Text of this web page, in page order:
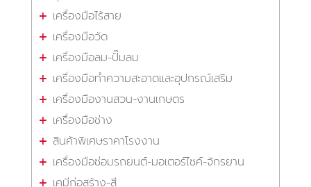
เครื่องมือไร้สาย
เครื่องมือวัด
เครื่องมือลม-ปั๊มลม
เครื่องมือทำความสะอาดและอุปกรณ์เสริม
เครื่องมืองานสวน-งานเกษตร
เครื่องมือช่าง
สินค้าพิเศษราคาโรงงาน
เครื่องมือซ่อมรถยนต์-มอเตอร์ไซค์-จักรยาน
เคมีก่อสร้าง-สี